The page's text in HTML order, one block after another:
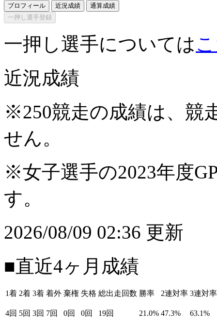
プロフィール 近況成績
通算成績
一押し選手登録
一押し選手については
近況成績
※250競走の成績は、競
せん。
※女子選手の2023年度
す。
2026/08/09 02:36 更新
■直近4ヶ月成績
1着 2着 3着 着外 棄権 失格 総出走回数 勝率 2連対率 3連対率
4回 5回 3回 7回 0回 0回 19回 21.0% 47.3% 63.1%